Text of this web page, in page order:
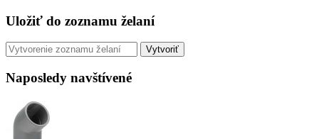
Uložiť do zoznamu želaní
Vytvoriť
Naposledy navštívené